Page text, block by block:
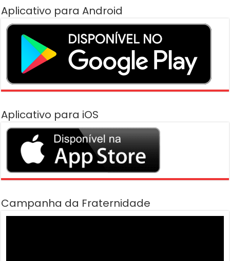
Aplicativo para Android
Aplicativo para iOS
Campanha da Fraternidade